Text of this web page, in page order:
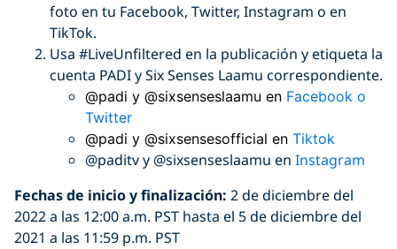
foto en tu Facebook, Twitter, Instagram o en
TikTok.
Usa #LiveUnfiltered en la publicación y etiqueta la
cuenta PADI y Six Senses Laamu correspondiente.
@padi y @sixsenseslaamu en Facebook o
Twitter
@padi y @sixsensesofficial en Tiktok
@paditv y @sixsenseslaamu en Instagram
Fechas de inicio y finalización: 2 de diciembre del
2022 a las 12:00 a.m. PST hasta el 5 de diciembre del
2021 a las 11:59 p.m. PST